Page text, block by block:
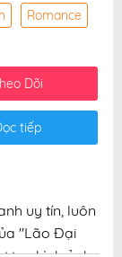
Romance
Dõi
tiếp
uy tín, luôn
"Lão Đại